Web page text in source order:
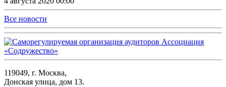
Все новости
119049, г. Москва,
Донская улица, дом 13.